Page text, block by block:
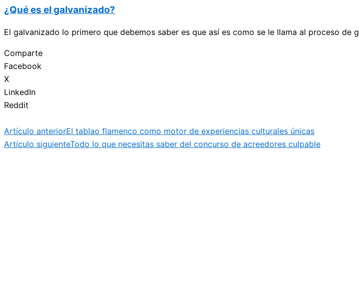
¿Qué es el galvanizado?
El galvanizado lo primero que debemos saber es que así es como se le llama al proceso
Comparte
Facebook
X
LinkedIn
Reddit
Artículo anteriorEl tablao flamenco como motor de experiencias culturales únicas
Artículo siguienteTodo lo que necesitas saber del concurso de acreedores culpable